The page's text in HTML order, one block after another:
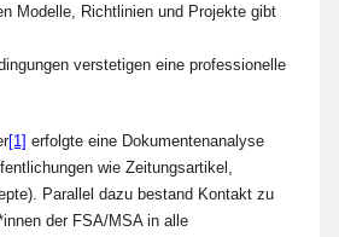
Modelle, Richtlinien und Projekte gibt
verstetigen eine professionelle
[1] erfolgte eine Dokumentenanalyse
wie Zeitungsartikel,
Parallel dazu bestand Kontakt zu
der FSA/MSA in alle